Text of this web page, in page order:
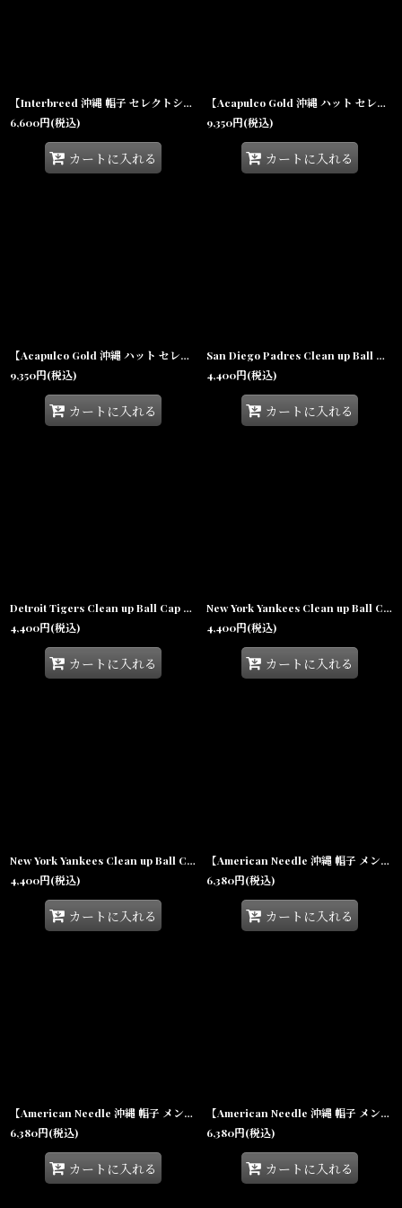
【Interbreed 沖縄 帽子 セレクトショップ 通販】Dusty Cap ハードウォッシュ コットン ツイル キャップ
6,600円(税込)
カートに入れる
【Acapulco Gold 沖縄 ハット セレクトショップ 通販】Line Tape Bucket Bell Hat Black アカプルコゴールド ラインテープ バケット ベル 帽子 キャップ
9,350円(税込)
カートに入れる
【Acapulco Gold 沖縄 ハット セレクトショップ 通販】Solid Bucket Bell Hat Black ソリッド バケット ベル ブラック
9,350円(税込)
カートに入れる
San Diego Padres Clean up Ball Cap Brown サンディエゴ パドレス クリーンナップ キャップ 帽子
4,400円(税込)
カートに入れる
Detroit Tigers Clean up Ball Cap Khaki デトロイト タイガース クリーンナップ キャップ 帽子
4,400円(税込)
カートに入れる
New York Yankees Clean up Ball Cap Green ニューヨーク ヤンキース クリーンナップ キャップ 帽子
4,400円(税込)
カートに入れる
New York Yankees Clean up Ball Cap Black ニューヨーク ヤンキース クリーンナップ キャップ 帽子
4,400円(税込)
カートに入れる
【American Needle 沖縄 帽子 メンズファッション 通販】Archive Negro League New York Black Yankees Strapback Cap Navy ニューヨーク ブラック ヤンキース ストラップバック キャップ
6,380円(税込)
カートに入れる
【American Needle 沖縄 帽子 メンズファッション 通販】Archive Homestead Grays 1937 Strapback Cap Navy ホームステッド グレイズ ストラップバック キャップ
6,380円(税込)
カートに入れる
【American Needle 沖縄 帽子 メンズファッション 通販】 Archive Pacific Coast League LA Angels Strapback Cap Deep Royal ロサンゼルス エンジェルス ストラップバック キャップ
6,380円(税込)
カートに入れる